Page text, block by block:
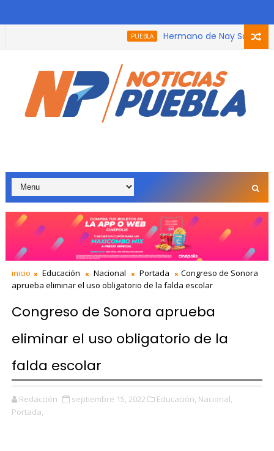
PUEBLA Hermano de Nay Salvatori
inicio Educación Nacional Portada
Congreso de Sonora
aprueba eliminar el uso obligatorio de la falda escolar
Congreso de Sonora aprueba
eliminar el uso obligatorio de la
falda escolar
Redacción septiembre 15, 2022 Educación, Nacional,
Portada,